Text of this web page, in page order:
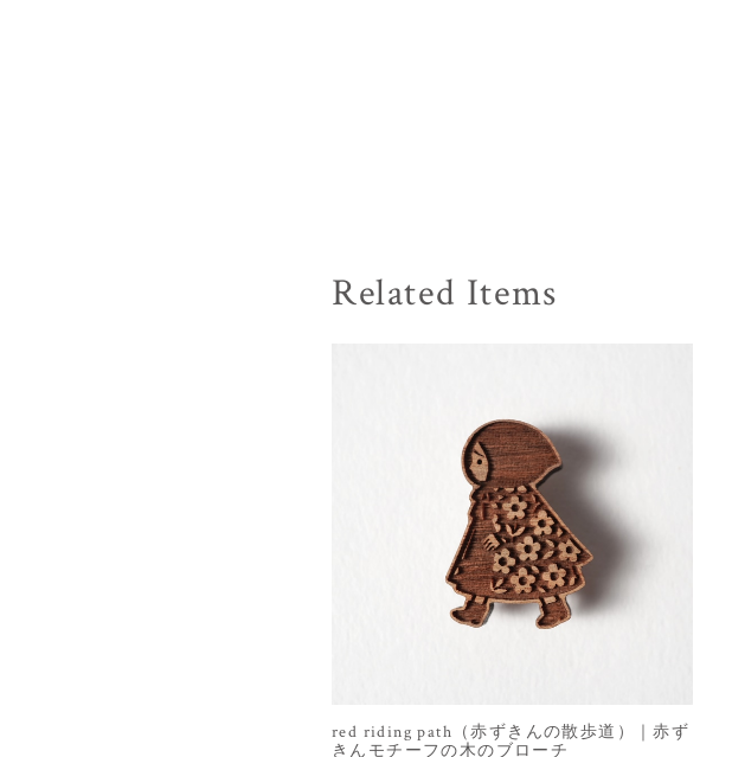
Related Items
red riding path（赤ずきんの散歩道）｜赤ず
きんモチーフの木のブローチ